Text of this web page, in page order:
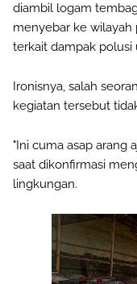
diambil logam
menyebar ke
terkait dampak polusi
Ironisnya, salah
kegiatan tersebut
"Ini cuma asap arang
saat dikonfirmasi
lingkungan.